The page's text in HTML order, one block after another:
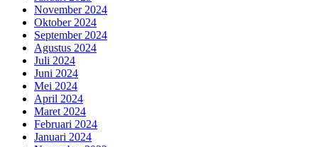
November 2024
Oktober 2024
September 2024
Agustus 2024
Juli 2024
Juni 2024
Mei 2024
April 2024
Maret 2024
Februari 2024
Januari 2024